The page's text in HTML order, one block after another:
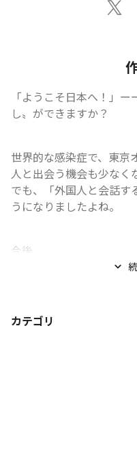
「ようこそ日本へ！」
し〟ができますか？
世界的な感染症で、東京
人と出会う機会も少なく
でも、「外国人と会話す
うになりましたよね。
今後...
カテゴリ